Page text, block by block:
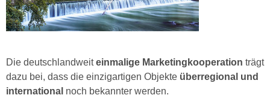
Die deutschlandweiteinmalige Marketingkooperation trägt
dazu bei, dass die einzigartigen Objekte überregional und
international noch bekannter werden.